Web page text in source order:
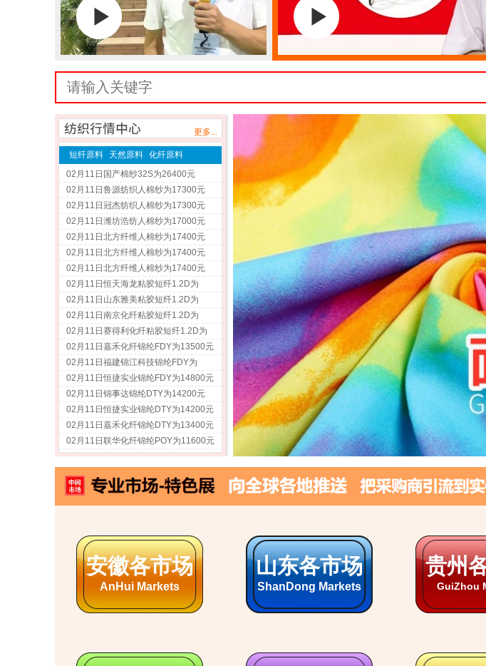
更多...
短纤原料 天然原料 化纤原料
02月11日国产棉纱32S为26400元
02月11日鲁源纺织人棉纱为17300元
02月11日冠杰纺织人棉纱为17300元
02月11日潍坊浩纺人棉纱为17000元
02月11日北方纤维人棉纱为17400元
02月11日北方纤维人棉纱为17400元
02月11日北方纤维人棉纱为17400元
02月11日恒天海龙粘胶短纤1.2D为
12800元
02月11日山东雅美粘胶短纤1.2D为
12900元
02月11日南京化纤粘胶短纤1.2D为
12600元
02月11日赛得利化纤粘胶短纤1.2D为
13000元
02月11日嘉禾化纤锦纶FDY为13500元
02月11日福建锦江科技锦纶FDY为
15200元
02月11日恒捷实业锦纶FDY为14800元
02月11日锦事达锦纶DTY为14200元
02月11日恒捷实业锦纶DTY为14200元
02月11日嘉禾化纤锦纶DTY为13400元
02月11日联华化纤锦纶POY为11600元
南康家具展
Nankang Furniture
义乌小商品
Yiwu Small Commodities
乐从